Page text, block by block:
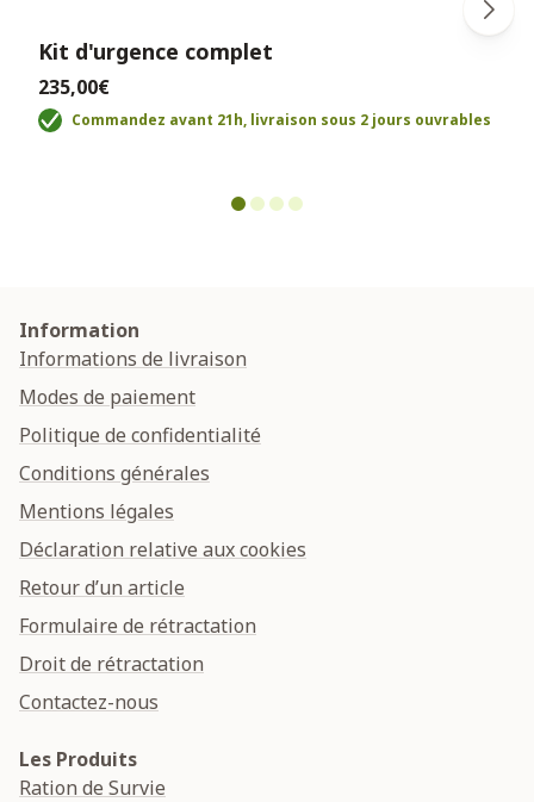
Kit d'urgence complet
235,00€
Commandez avant 21h, livraison sous 2 jours ouvrables
Information
Informations de livraison
Modes de paiement
Politique de confidentialité
Conditions générales
Mentions légales
Déclaration relative aux cookies
Retour d’un article
Formulaire de rétractation
Droit de rétractation
Contactez-nous
Les Produits
Ration de Survie